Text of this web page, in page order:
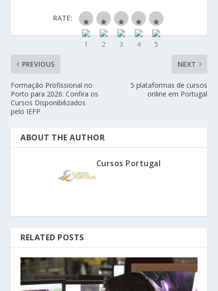
RATE:
PREVIOUS
Formação Profissional no
Porto para 2026: Confira os
Cursos Disponibilizados
pelo IEFP
NEXT
5 plataformas de cursos
online em Portugal
ABOUT THE AUTHOR
Cursos Portugal
RELATED POSTS